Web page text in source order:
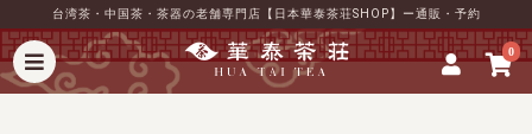
台湾茶・中国茶・茶器の老舗専門店【日本華泰茶荘SHOP】ー通販・予約
0